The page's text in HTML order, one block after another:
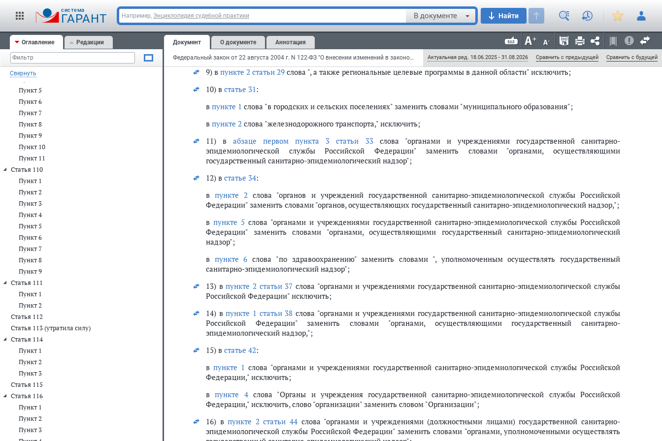
cистема
ГАРАНТ Например, Энциклопедия судебной практики В документе Найти
Оглавление Редакции
Свернуть
Пункт 13
Пункт 14
Статья 109
Пункт 1
Пункт 2
Пункт 3
Пункт 4
Пункт 5
Пункт 6
Пункт 7
Пункт 8
Пункт 9
Пункт 10
Пункт 11
Статья 110
Пункт 1
Пункт 2
Пункт 3
Пункт 4
Пункт 5
Пункт 6
Пункт 7
Пункт 8
Пункт 9
Статья 111
Пункт 1
Пункт 2
Статья 112
Статья 113 (утратила силу)
Статья 114
Пункт 1
Пункт 2
Пункт 3
Статья 115
Статья 116
Пункт 1
Пункт 2
Пункт 3
Документ О документе Аннотация
Федеральный закон от 22 августа 2004 г. N 122-ФЗ "О внесении изменений в законодательные акты Российской Федерации и признании утратившими силу некоторых законодательных актов Российской Федерации в связи с принятием федеральных законов "О внесении изменений и дополнений в Федеральный закон "Об общих принципах организации законодательных (представительных) и исполнительных органов государственной власти субъектов Российской Федерации" и "Об общих принципах организации местного самоуправления в Российской Федерации" (с изменениями и дополнениями) Актуальная ред. 18.06.2025 - 31.08.2026 Сравнить с предыдущей Сравнить с будущей
Российской Федерации" заменить словами "органами, осуществляющими государственный санитарно-
эпидемиологический надзор,";
вабзаце второмслова "или органами местного самоуправления" исключить;
8)абзац второй пункта 2 статьи 21 ипункт 2 статьи 22признать утратившими силу;
9) в пункте 2 статьи 29 слова ", а также региональные целевые программы в данной области" исключить;
10) в статье 31:
в пункте 1 слова "в городских и сельских поселениях" заменить словами "муниципального образования";
в пункте 2 слова "железнодорожного транспорта," исключить;
11) вабзаце первом пункта 3 статьи 33слова "органами и учреждениями государственной санитарно-
эпидемиологической службы Российской Федерации" заменить словами "органами, осуществляющими
государственный санитарно-эпидемиологический надзор";
12) в статье 34:
впункте 2 слова "органов и учреждений государственной санитарно-эпидемиологической службы Российской
Федерации" заменить словами "органов, осуществляющих государственный санитарно-эпидемиологический надзор,";
в пункте 5 слова "органами и учреждениями государственной санитарно-эпидемиологической службы Российской
Федерации" заменить словами "органами, осуществляющими государственный санитарно-эпидемиологический
надзор";
в пункте 6 слова "по здравоохранению" заменить словами ", уполномоченным осуществлять государственный
санитарно-эпидемиологический надзор";
13) впункте 2 статьи 37 слова "органами и учреждениями государственной санитарно-эпидемиологической службы
Российской Федерации" исключить;
14) впункте 1 статьи 38 слова "органами и учреждениями государственной санитарно-эпидемиологической службы
Российской Федерации" заменить словами "органами, осуществляющими государственный санитарно-
эпидемиологический надзор,";
15) в статье 42:
в пункте 1 слова "органами и учреждениями государственной санитарно-эпидемиологической службы Российской
Федерации," исключить;
впункте 4слова "Органы и учреждения государственной санитарно-эпидемиологической службы Российской
Федерации," исключить, слово "организации" заменить словом "Организации";
16) впункте 2 статьи 44 слова "органами и учреждениями (должностными лицами) государственной санитарно-
эпидемиологической службы Российской Федерации" заменить словами "органами, уполномоченными осуществлять